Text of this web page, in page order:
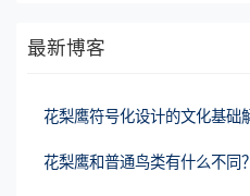
最新博客
花梨鹰符号化设计的文化基础
花梨鹰和普通鸟类有什么不同